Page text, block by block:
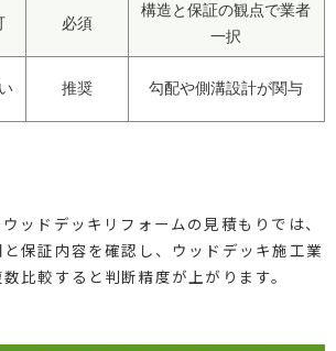
必須
構造と保証の観点で業者
一択
推奨 勾配や側溝設計が関与
ッドデッキリフォームの見積もりでは、
保証内容を確認し、ウッドデッキ施工業
比較すると判断精度が上がります。